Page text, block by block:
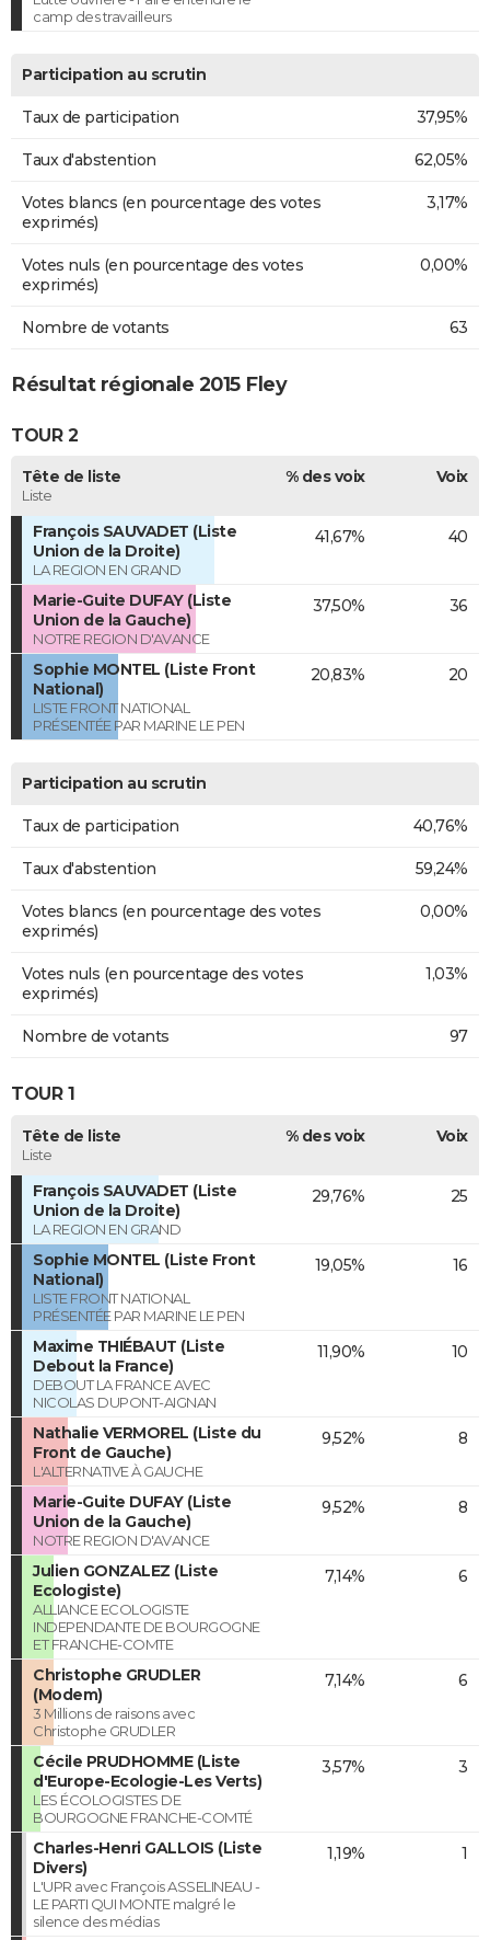
camp des travailleurs
Participation au scrutin
Taux de participation 37,95%
Taux d'abstention 62,05%
Votes blancs (en pourcentage des votes
exprimés)
3,17%
Votes nuls (en pourcentage des votes
exprimés)
0,00%
Nombre de votants 63
Résultat régionale 2015 Fley
TOUR 2
Tête de liste
Liste
% des voix Voix
François SAUVADET (Liste
Union de la Droite)
LA REGION EN GRAND
41,67% 40
Marie-Guite DUFAY (Liste
Union de la Gauche)
NOTRE REGION D'AVANCE
37,50% 36
Sophie MONTEL (Liste Front
National)
LISTE FRONT NATIONAL
PRÉSENTÉE PAR MARINE LE PEN
20,83% 20
Participation au scrutin
Taux de participation 40,76%
Taux d'abstention 59,24%
Votes blancs (en pourcentage des votes
exprimés)
0,00%
Votes nuls (en pourcentage des votes
exprimés)
1,03%
Nombre de votants 97
TOUR 1
Tête de liste
Liste
% des voix Voix
François SAUVADET (Liste
Union de la Droite)
LA REGION EN GRAND
29,76% 25
Sophie MONTEL (Liste Front
National)
LISTE FRONT NATIONAL
PRÉSENTÉE PAR MARINE LE PEN
19,05% 16
Maxime THIÉBAUT (Liste
Debout la France)
DEBOUT LA FRANCE AVEC
NICOLAS DUPONT-AIGNAN
11,90% 10
Nathalie VERMOREL (Liste du
Front de Gauche)
L'ALTERNATIVE À GAUCHE
9,52% 8
Marie-Guite DUFAY (Liste
Union de la Gauche)
NOTRE REGION D'AVANCE
9,52% 8
Julien GONZALEZ (Liste
Ecologiste)
ALLIANCE ECOLOGISTE
INDEPENDANTE DE BOURGOGNE
ET FRANCHE-COMTE
7,14% 6
Christophe GRUDLER
(Modem)
3 Millions de raisons avec
Christophe GRUDLER
7,14% 6
Cécile PRUDHOMME (Liste
d'Europe-Ecologie-Les Verts)
LES ÉCOLOGISTES DE
BOURGOGNE FRANCHE-COMTÉ
3,57% 3
Charles-Henri GALLOIS (Liste
Divers)
L'UPR avec François ASSELINEAU -
LE PARTI QUI MONTE malgré le
silence des médias
1,19% 1